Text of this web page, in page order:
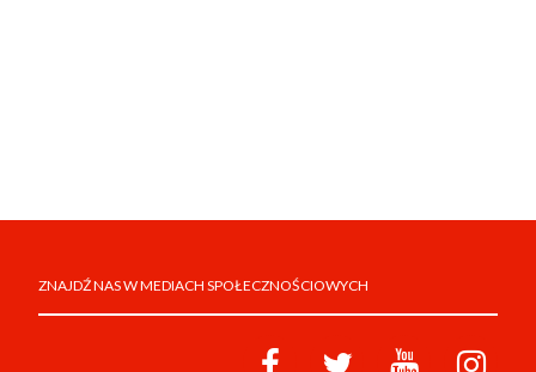
ZNAJDŹ NAS W MEDIACH SPOŁECZNOŚCIOWYCH